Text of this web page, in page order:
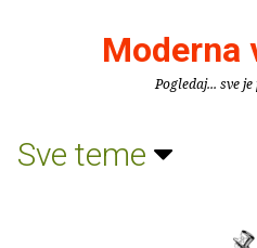
Moderna
Pogledaj... sve
Sve teme